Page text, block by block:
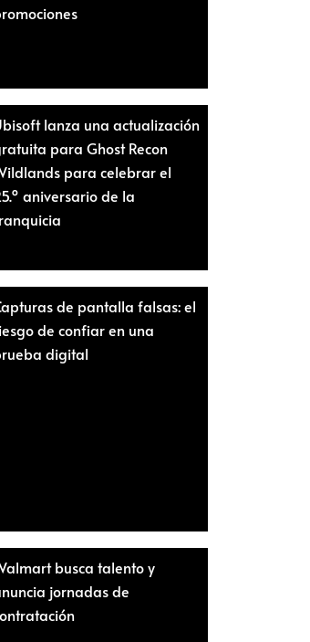
lanza una actualización
para Ghost Recon
para celebrar el
aniversario de la
de pantalla falsas: el
de confiar en una
digital
busca talento y
jornadas de